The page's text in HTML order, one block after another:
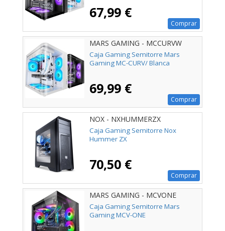
67,99 €
Comprar
MARS GAMING - MCCURVW
Caja Gaming Semitorre Mars
Gaming MC-CURV/ Blanca
69,99 €
Comprar
NOX - NXHUMMERZX
Caja Gaming Semitorre Nox
Hummer ZX
70,50 €
Comprar
MARS GAMING - MCVONE
Caja Gaming Semitorre Mars
Gaming MCV-ONE